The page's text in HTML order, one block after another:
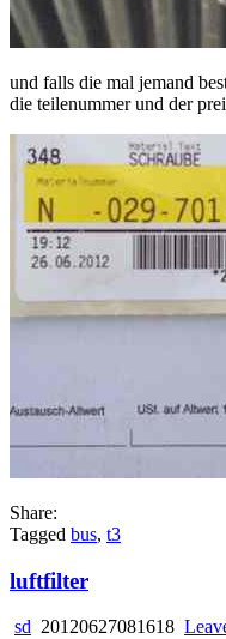
und falls die mal jemand
die teilenummer und der
Share:
Tagged bus, t3
luftfilter
sd 20120627081618